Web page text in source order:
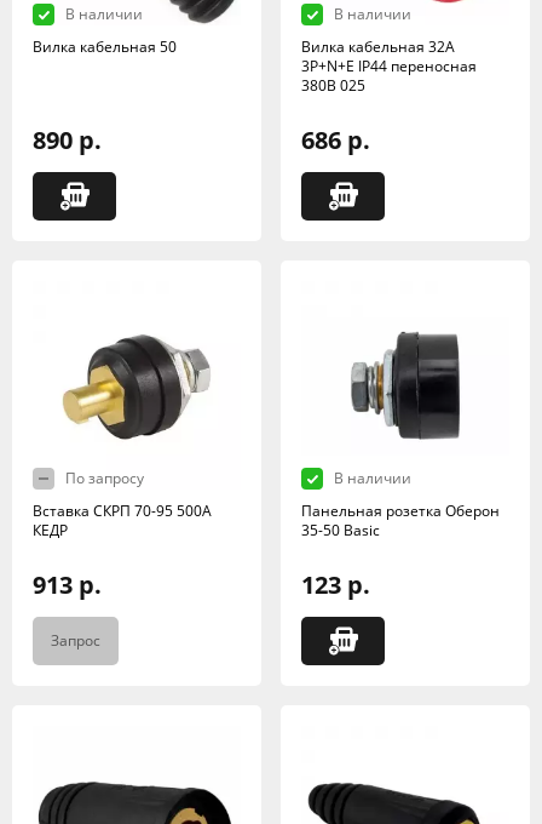
В наличии
Вилка кабельная 50
890 р.
В наличии
Вилка кабельная 32А
3Р+N+Е IР44 переносная
380В 025
686 р.
По запросу
Вставка СКРП 70-95 500А
КЕДР
913 р.
Запрос
В наличии
Панельная розетка Оберон
35-50 Basic
123 р.